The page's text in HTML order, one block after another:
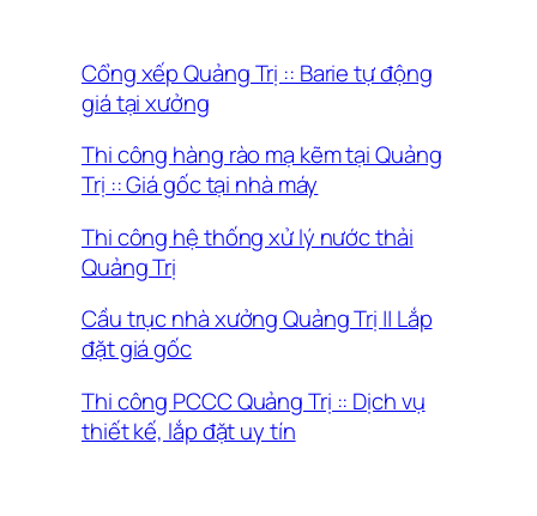
Cổng xếp Quảng Trị :: Barie tự động
giá tại xưởng
Thi công hàng rào mạ kẽm tại Quảng
Trị :: Giá gốc tại nhà máy
Thi công hệ thống xử lý nước thải
Quảng Trị
Cầu trục nhà xưởng Quảng Trị || Lắp
đặt giá gốc
Thi công PCCC Quảng Trị :: Dịch vụ
thiết kế, lắp đặt uy tín